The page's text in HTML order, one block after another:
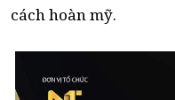
cách hoàn mỹ.